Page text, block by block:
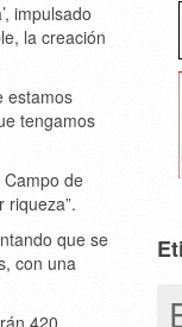
impulsado
la creación
estamos
tengamos
de
riqueza”.
que se
con una
420